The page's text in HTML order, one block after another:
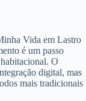
Vida em Lastro
é um passo
O
digital, mas
mais tradicionais